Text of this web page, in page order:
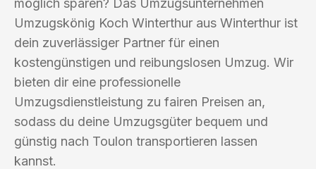
möglich sparen? Das Umzugsunternehmen
Umzugskönig Koch Winterthur aus Winterthur ist
dein zuverlässiger Partner für einen
kostengünstigen und reibungslosen Umzug. Wir
bieten dir eine professionelle
Umzugsdienstleistung zu fairen Preisen an,
sodass du deine Umzugsgüter bequem und
günstig nach Toulon transportieren lassen
kannst.